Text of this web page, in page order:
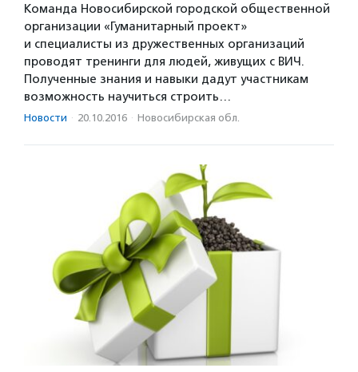
Команда Новосибирской городской общественной
организации «Гуманитарный проект»
и специалисты из дружественных организаций
проводят тренинги для людей, живущих с ВИЧ.
Полученные знания и навыки дадут участникам
возможность научиться строить…
Новости · 20.10.2016 · Новосибирская обл.